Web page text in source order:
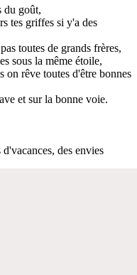
du goût,
tes griffes si y'a des
toutes de grands frères,
sous la même étoile,
on rêve toutes d'être bonnes
et sur la bonne voie.
des envies